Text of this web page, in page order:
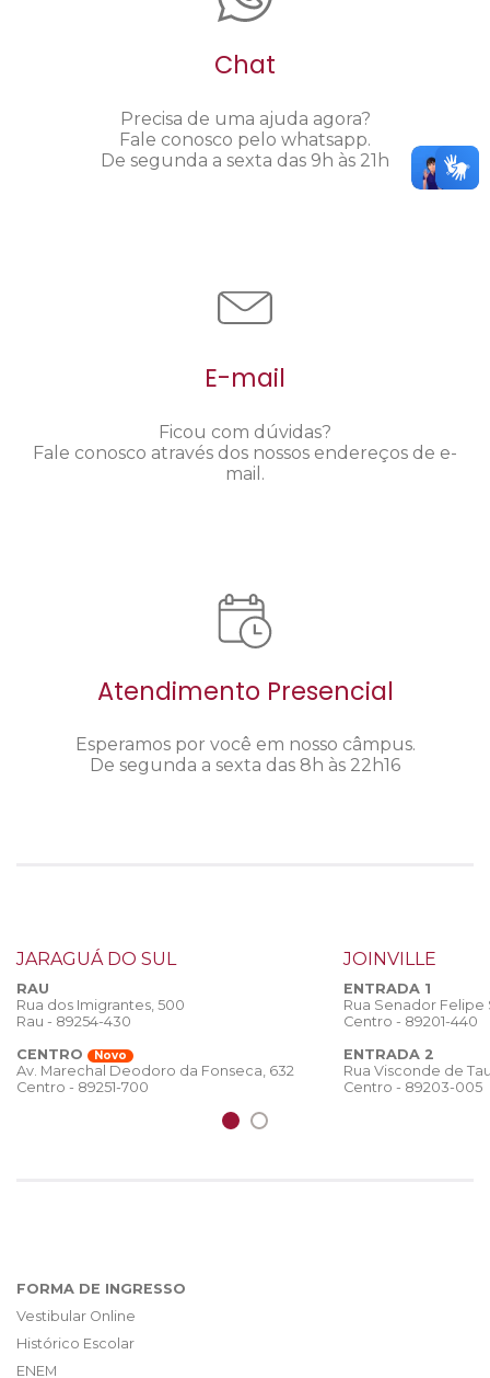
Chat
Precisa de uma ajuda agora?
Fale conosco pelo whatsapp.
De segunda a sexta das 9h às 21h
E-mail
Ficou com dúvidas?
Fale conosco através dos nossos endereços de e-
mail.
Atendimento Presencial
Esperamos por você em nosso câmpus.
De segunda a sexta das 8h às 22h16
JARAGUÁ DO SUL
RAU
Rua dos Imigrantes, 500
Rau - 89254-430
CENTRO
Novo
Av. Marechal Deodoro da Fonseca, 632
Centro - 89251-700
JOINVILLE
ENTRADA 1
Rua Senador
Centro - 89201-440
ENTRADA 2
Rua Visconde de
Centro - 89203-005
FORMA DE INGRESSO
Vestibular Online
Histórico Escolar
ENEM